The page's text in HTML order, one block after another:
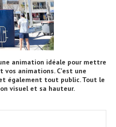
animation idéale pour mettre
vos animations. C'est une
également tout public. Tout le
visuel et sa hauteur.